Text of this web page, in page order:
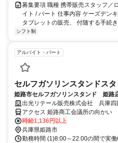
募集要項 職種 携帯販売スタッフ／
イト / パート 仕事内容 ケーズデン
タブレットの販売、 付随する手続
シフト制
アルバイト・パート
セルフガソリンスタンドスタ
姫路市セルフガソリンスタンド 姫路
必須出光リテール販売株式会社 兵庫
アクセス 姫路商工会議所の向かい
時給1,136円以上
兵庫県姫路市
勤務時間 (1)8:00～22:00の間で実